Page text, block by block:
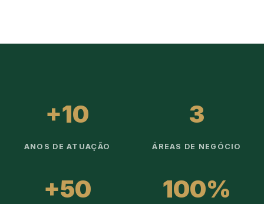
+10
ANOS DE ATUAÇÃO
3
ÁREAS DE NEGÓCIO
+50 100%